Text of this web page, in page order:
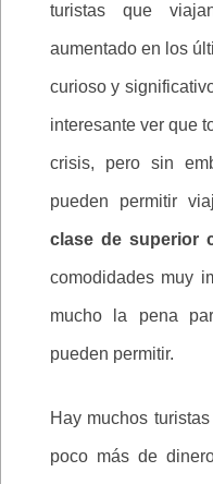
turistas que
aumentado en los
curioso y
interesante ver que
crisis, pero sin
pueden permitir
clase de superior
comodidades muy
mucho la pena
pueden permitir.
Hay muchos
poco más de